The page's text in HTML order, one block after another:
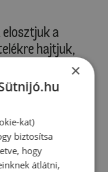
a
hajtjuk,
Egy-egy
és
Creme
×
kat)
biztosítsa
hogy
átlátni,